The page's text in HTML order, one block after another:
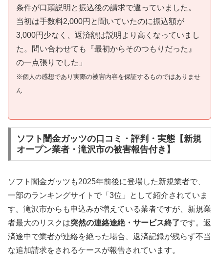
条件が口頭説明と振込後の請求で違っていました。
当初は手数料2,000円と聞いていたのに振込額が
3,000円少なく、返済額は説明より高くなっていまし
た。問い合わせても『最初からそのつもりだった』
の一点張りでした」
※個人の感想であり実際の被害内容を保証するものではありませ
ん
ソフト闇金ガッツの口コミ・評判・実態【新規
オープン業者・滝沢市の被害報告付き】
ソフト闇金ガッツも2025年前後に登場した新規業者で、
一部のランキングサイトで「3位」として紹介されていま
す。滝沢市からも申込みが増えている業者ですが、新規業
者最大のリスクは突然の連絡途絶・サービス終了です。返
済途中で業者が連絡を絶った場合、返済記録が残らず不当
な追加請求をされるケースが報告されています。